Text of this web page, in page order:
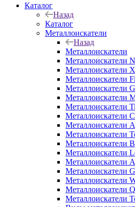
Каталог
Назад
Каталог
Металлоискатели
Назад
Металлоискатели
Металлоискатели
Металлоискатели
Металлоискатели
Металлоискатели
Металлоискатели
Металлоискатели
Металлоискатели
Металлоискатели
Металлоискатели
Металлоискатели
Металлоискатели
Металлоискатели
Металлоискатели
Металлоискатели
Металлоискатели
Металлоискатели